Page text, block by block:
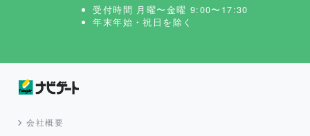
受付時間 月曜〜金曜 9:00〜17:30
年末年始・祝日を除く
会社概要